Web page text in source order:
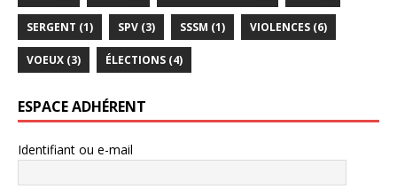
SERGENT (1) SPV (3) SSSM (1) VIOLENCES (6)
VOEUX (3) ÉLECTIONS (4)
ESPACE ADHÉRENT
Identifiant ou e-mail